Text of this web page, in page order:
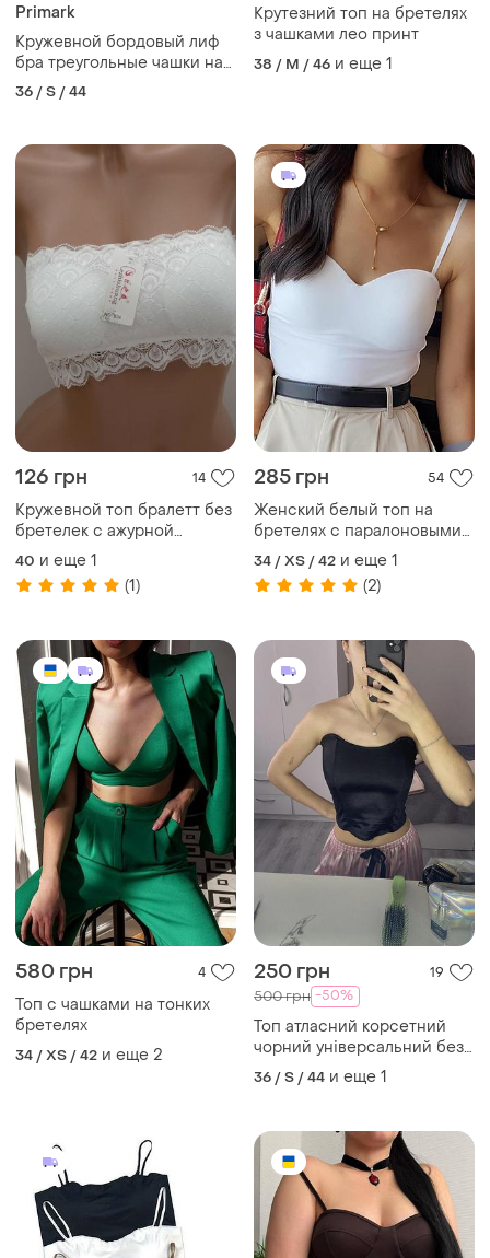
Primark
Кружевной бордовый лиф
бра треугольные чашки на
тонких бретелях лиф-топ
36 / S / 44
Крутезний топ на бретелях
з чашками лео принт
38 / M / 46 и еще 1
126 грн 14
Кружевной топ бралетт без
бретелек с ажурной
спинкой. чашка: а.
40 и еще 1
(1)
285 грн 54
Женский белый топ на
бретелях с паралоновыми
чашками
34 / XS / 42 и еще 1
(2)
580 грн 4
Топ с чашками на тонких
бретелях
34 / XS / 42 и еще 2
250 грн 19
500 грн -50%
Топ атласний корсетний
чорний універсальний без
бретель без шнурівки без
чашки
36 / S / 44 и еще 1